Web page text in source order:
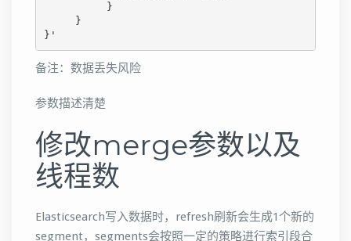
          }
     }
}'
备注：数据丢失风险
参数描述清楚
修改merge参数以及
线程数
Elasticsearch写入数据时，refresh刷新会生成1个新的
segment，segments会按照一定的策略进行索引段合